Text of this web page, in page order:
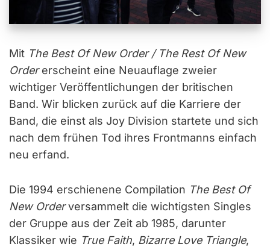
Mit The Best Of New Order / The Rest Of New
Ordererscheint eine Neuauflage zweier
wichtiger Veröffentlichungen der britischen
Band. Wir blicken zurück auf die Karriere der
Band, die einst als Joy Division startete und sich
nach dem frühen Tod ihres Frontmanns einfach
neu erfand.
Die 1994 erschienene Compilation The Best Of
New Orderversammelt die wichtigsten Singles
der Gruppe aus der Zeit ab 1985, darunter
Klassiker wie True Faith, Bizarre Love Triangle,